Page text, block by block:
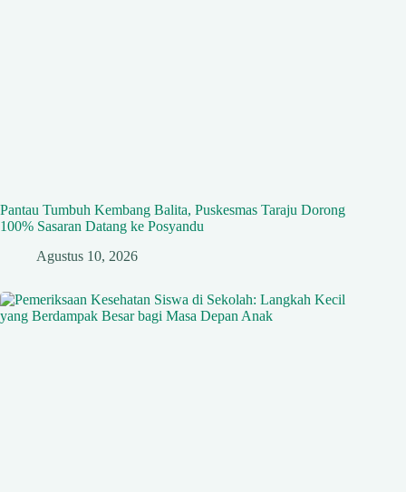
Pantau Tumbuh Kembang Balita, Puskesmas Taraju Dorong
100% Sasaran Datang ke Posyandu
Agustus 10, 2026